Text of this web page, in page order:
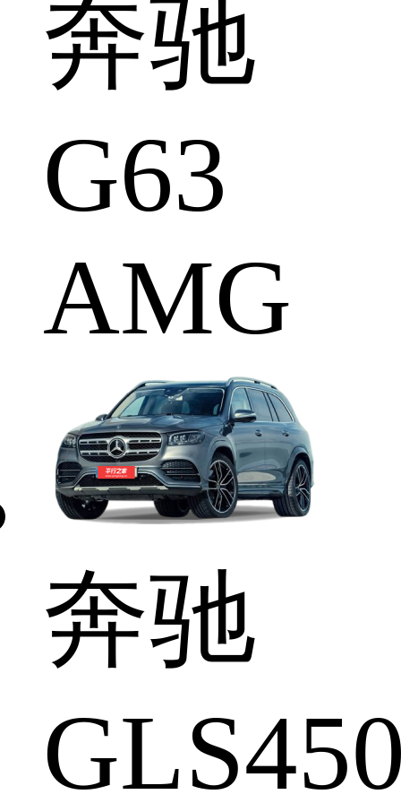
奔驰
G63
AMG
奔驰